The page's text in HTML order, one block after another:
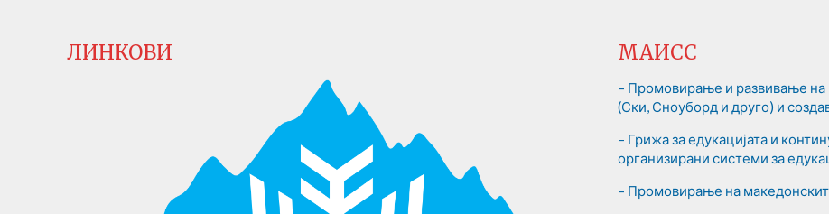
ЛИНКОВИ МАИСС
– Промовирање и развивање на
(Ски, Сноуборд и друго) и
– Грижа за едукацијата и
организирани системи за
– Промовирање на